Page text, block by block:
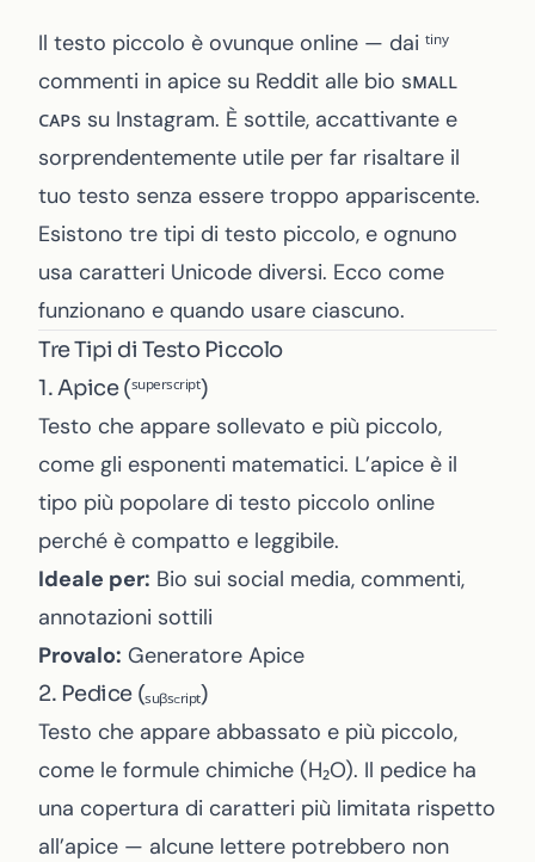
Il testo piccolo è ovunque online — dai ᵗⁱⁿʸ
commenti in apice su Reddit alle bio sᴍᴀʟʟ
ᴄᴀᴘs su Instagram. È sottile, accattivante e
sorprendentemente utile per far risaltare il
tuo testo senza essere troppo appariscente.
Esistono tre tipi di testo piccolo, e ognuno
usa caratteri Unicode diversi. Ecco come
funzionano e quando usare ciascuno.
Tre Tipi di Testo Piccolo
1. Apice (ˢᵘᵖᵉʳˢᶜʳⁱᵖᵗ)
Testo che appare sollevato e più piccolo,
come gli esponenti matematici. L’apice è il
tipo più popolare di testo piccolo online
perché è compatto e leggibile.
Ideale per: Bio sui social media, commenti,
annotazioni sottili
Provalo: Generatore Apice
2. Pedice (ₛᵤᵦₛ꜀ᵣᵢₚₜ)
Testo che appare abbassato e più piccolo,
come le formule chimiche (H₂O). Il pedice ha
una copertura di caratteri più limitata rispetto
all’apice — alcune lettere potrebbero non